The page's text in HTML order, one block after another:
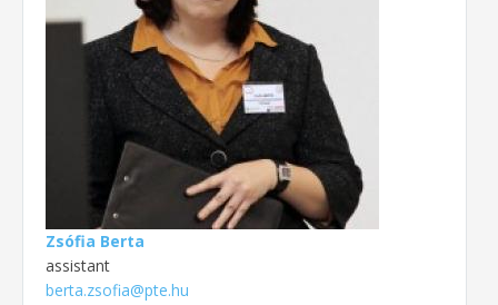
Zsófia Berta
assistant
berta.zsofia@pte.hu